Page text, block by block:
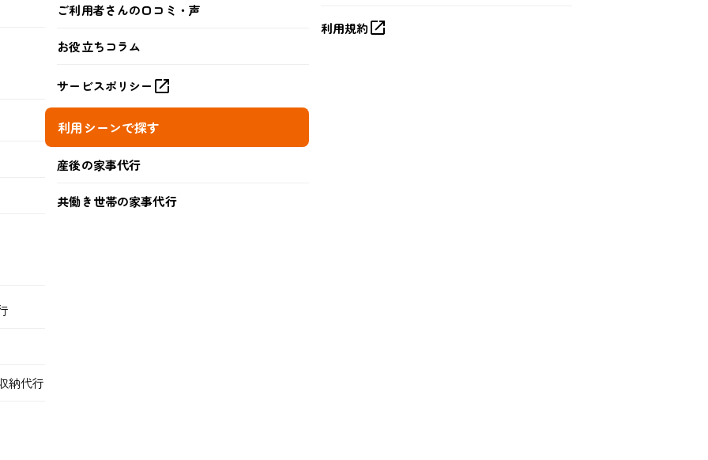
納代行
ご利用者さんの口コミ・声
お役立ちコラム
サービスポリシー
利用シーンで探す
産後の家事代行
共働き世帯の家事代行
利用規約